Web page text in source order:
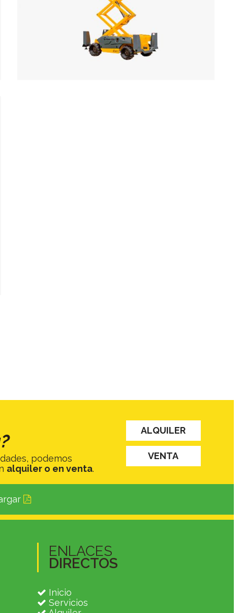
podemos
alquiler o en venta.
ALQUILER
VENTA
ENLACES
DIRECTOS
Inicio
Servicios